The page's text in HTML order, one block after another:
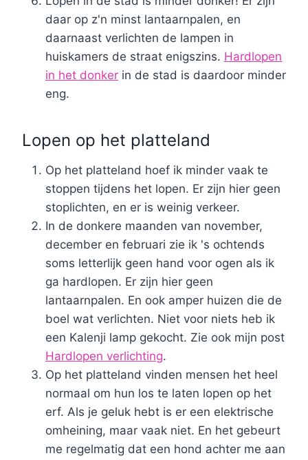
daar op z'n minst lantaarnpalen, en
daarnaast verlichten de lampen in
huiskamers de straat enigszins. Hardlopen
in het donker in de stad is daardoor minder
eng.
Lopen op het platteland
Op het platteland hoef ik minder vaak te
stoppen tijdens het lopen. Er zijn hier geen
stoplichten, en er is weinig verkeer.
In de donkere maanden van november,
december en februari zie ik 's ochtends
soms letterlijk geen hand voor ogen als ik
ga hardlopen. Er zijn hier geen
lantaarnpalen. En ook amper huizen die de
boel wat verlichten. Niet voor niets heb ik
een Kalenji lamp gekocht. Zie ook mijn post
Hardlopen verlichting.
Op het platteland vinden mensen het heel
normaal om hun los te laten lopen op het
erf. Als je geluk hebt is er een elektrische
omheining, maar vaak niet. En het gebeurt
me regelmatig dat een hond achter me aan